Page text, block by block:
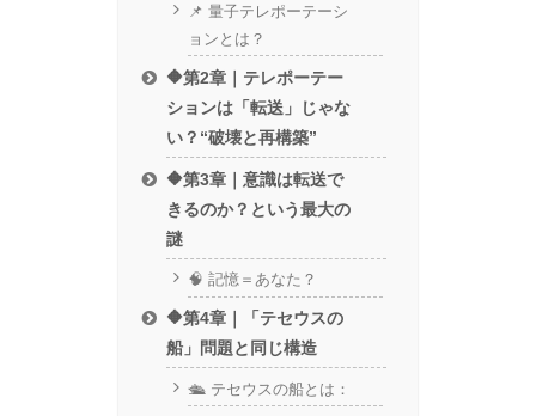
📌 量子テレポーテーシ
ョンとは？
🔶第2章｜テレポーテー
ションは「転送」じゃな
い？“破壊と再構築”
🔶第3章｜意識は転送で
きるのか？という最大の
謎
🧠 記憶＝あなた？
🔶第4章｜「テセウスの
船」問題と同じ構造
🛳 テセウスの船とは：